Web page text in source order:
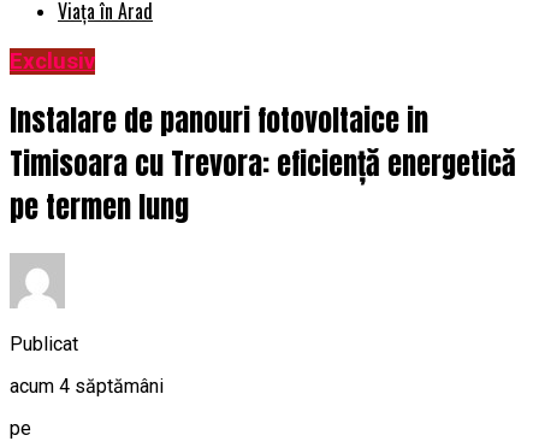
Viața în Arad
Exclusiv
Instalare de panouri fotovoltaice in
Timisoara cu Trevora: eficiență energetică
pe termen lung
Publicat
acum 4 săptămâni
pe